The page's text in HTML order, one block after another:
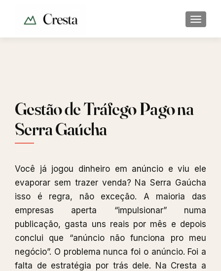
Gestão de Tráfego Pago na
Serra Gaúcha
Você já jogou dinheiro em anúncio e viu ele
evaporar sem trazer venda? Na Serra Gaúcha
isso é regra, não exceção. A maioria das
empresas aperta “impulsionar” numa
publicação, gasta uns reais por mês e depois
conclui que “anúncio não funciona pro meu
negócio”. O problema nunca foi o anúncio. Foi a
falta de estratégia por trás dele. Na Cresta a